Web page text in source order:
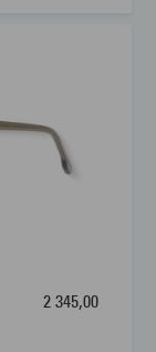
2 345,00